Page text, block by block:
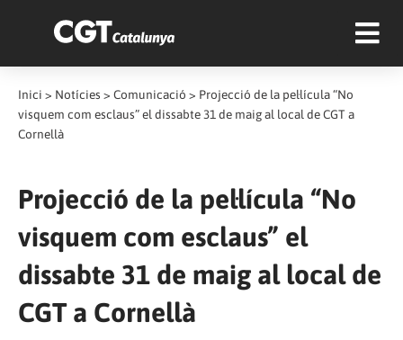
Inici > Notícies > Comunicació > Projecció de la pel·lícula “No
visquem com esclaus” el dissabte 31 de maig al local de CGT a
Cornellà
Projecció de la pel·lícula “No
visquem com esclaus” el
dissabte 31 de maig al local de
CGT a Cornellà